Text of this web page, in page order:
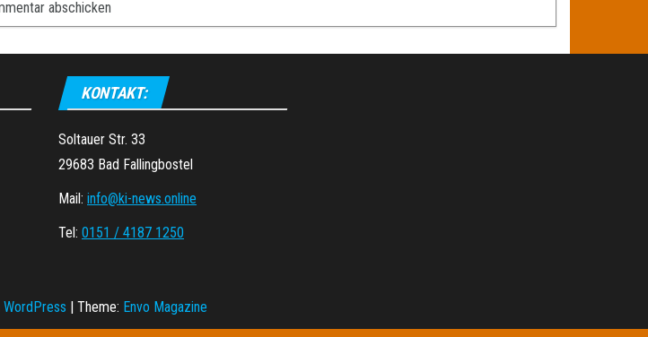
KONTAKT:
Soltauer Str. 33
29683 Bad Fallingbostel
Mail: info@ki-news.online
Tel: 0151 / 4187 1250
WordPress | Theme: Envo Magazine